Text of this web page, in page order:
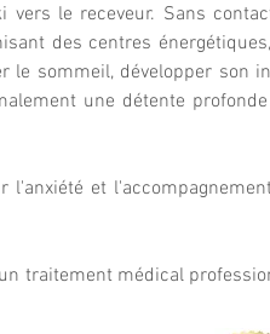
le receveur. Sans
des centres
sommeil, développer son
une détente
et
traitement médical